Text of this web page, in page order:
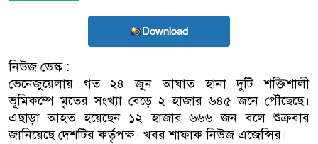
Download
নিউজ ডেস্ক :
ভেনেজুয়েলায় গত ২৪ জুন আঘাত হানা দুটি শক্তিশালী
ভূমিকম্পে মৃতের সংখ্যা বেড়ে ২ হাজার ৬৪৫ জনে পৌঁছেছে।
এছাড়া আহত হয়েছেন ১২ হাজার ৬৬৬ জন বলে শুক্রবার
জানিয়েছে দেশটির কর্তৃপক্ষ। খবর শাফাক নিউজ এজেন্সির।